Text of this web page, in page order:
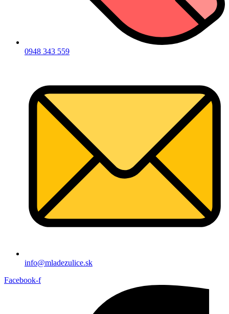
0948 343 559
info@mladezulice.sk
Facebook-f